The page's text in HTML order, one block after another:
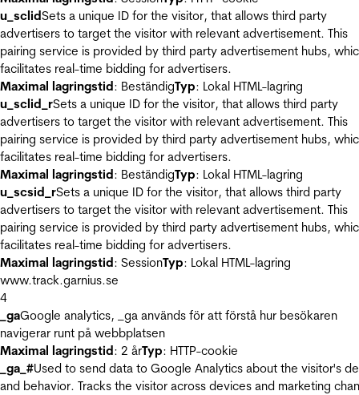
u_sclidSets a unique ID for the visitor, that allows third party
advertisers to target the visitor with relevant advertisement. This
pairing service is provided by third party advertisement hubs,
facilitates real-time bidding for advertisers.
Maximal lagringstid: BeständigTyp: Lokal HTML-lagring
u_sclid_rSets a unique ID for the visitor, that allows third party
advertisers to target the visitor with relevant advertisement. This
pairing service is provided by third party advertisement hubs,
facilitates real-time bidding for advertisers.
Maximal lagringstid: BeständigTyp: Lokal HTML-lagring
u_scsid_rSets a unique ID for the visitor, that allows third party
advertisers to target the visitor with relevant advertisement. This
pairing service is provided by third party advertisement hubs,
facilitates real-time bidding for advertisers.
Maximal lagringstid: SessionTyp: Lokal HTML-lagring
www.track.garnius.se
4
_gaGoogle analytics, _ga används för att förstå hur besökaren
navigerar runt på webbplatsen
Maximal lagringstid: 2 årTyp: HTTP-cookie
_ga_#Used to send data to Google Analytics about the visitor's
and behavior. Tracks the visitor across devices and marketing